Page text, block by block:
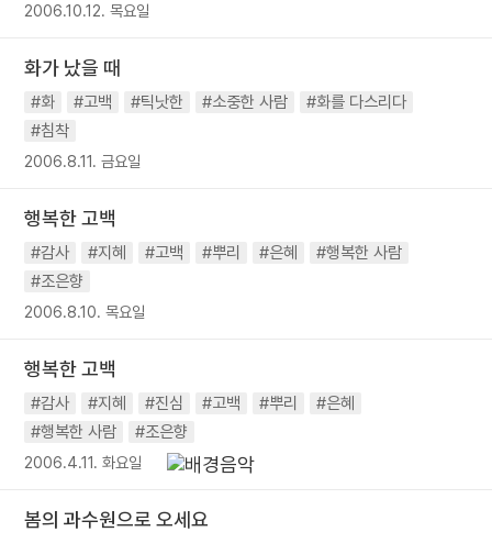
2006.10.12. 목요일
화가 났을 때
#화 #고백 #틱낫한 #소중한 사람
#화를 다스리다
#침착
2006.8.11. 금요일
행복한 고백
#감사 #지혜 #고백 #뿌리 #은혜
#행복한 사람
#조은향
2006.8.10. 목요일
행복한 고백
#감사 #지혜 #진심 #고백 #뿌리
#은혜
#행복한 사람
#조은향
2006.4.11. 화요일
봄의 과수원으로 오세요